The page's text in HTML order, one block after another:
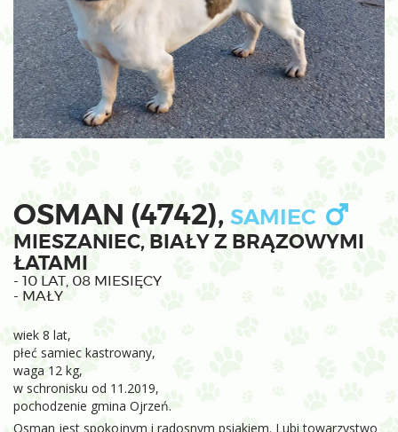
OSMAN (4742), SAMIEC
MIESZANIEC, BIAŁY Z BRĄZOWYMI
ŁATAMI
- 10 LAT, 08 MIESIĘCY
- MAŁY
wiek 8 lat,
płeć samiec kastrowany,
waga 12 kg,
w schronisku od 11.2019,
pochodzenie gmina Ojrzeń.
Osman jest spokojnym i radosnym psiakiem. Lubi towarzystwo